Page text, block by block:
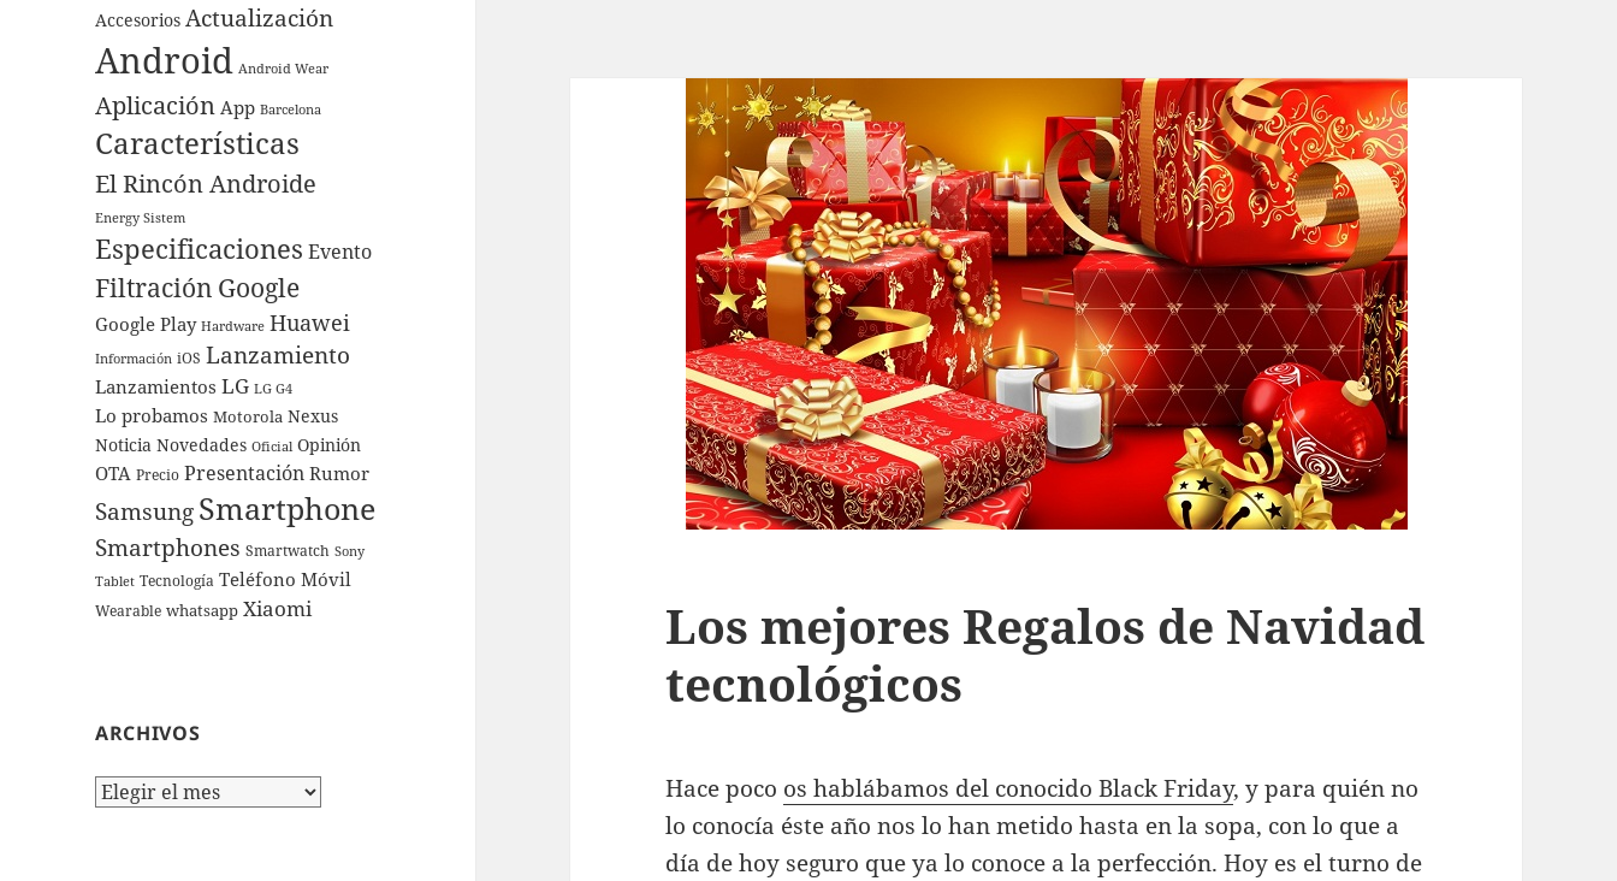
Accesorios Actualización
Android Android Wear
Aplicación App Barcelona
Características
El Rincón Androide
Energy Sistem
Especificaciones Evento
Filtración Google
Google Play Hardware Huawei
Información iOS Lanzamiento
Lanzamientos LG LG G4
Lo probamos Motorola Nexus
Noticia Novedades Oficial Opinión
OTA Precio Presentación Rumor
SamsungSmartphone
Smartphones Smartwatch Sony
Tablet Tecnología Teléfono Móvil
Wearable whatsapp Xiaomi
ARCHIVOS
Archivos
Los mejores Regalos de Navidad
tecnológicos
Hace poco os hablábamos del conocido Black Friday, y para quién no
lo conocía éste año nos lo han metido hasta en la sopa, con lo que a
día de hoy seguro que ya lo conoce a la perfección. Hoy es el turno de